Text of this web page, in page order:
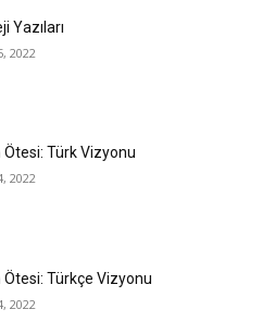
Yazıları
2022
Ötesi: Türk Vizyonu
2022
Ötesi: Türkçe Vizyonu
2022